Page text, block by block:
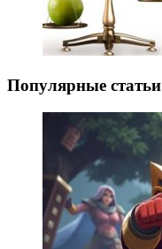
Популярные статьи